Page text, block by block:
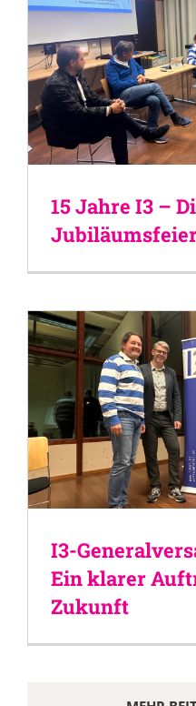
15 Jahre I3 –
I3-
Ein klarer
Zukunft